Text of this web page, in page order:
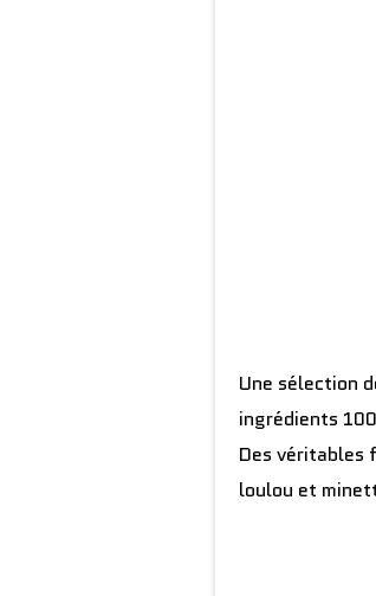
Une sélection
ingrédients
Des véritables
loulou et